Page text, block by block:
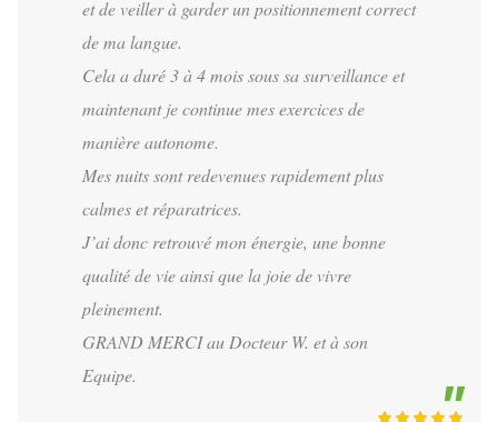
et de veiller à garder un positionnement correct
de ma langue.
Cela a duré 3 à 4 mois sous sa surveillance et
maintenant je continue mes exercices de
manière autonome.
Mes nuits sont redevenues rapidement plus
calmes et réparatrices.
J’ai donc retrouvé mon énergie, une bonne
qualité de vie ainsi que la joie de vivre
pleinement.
GRAND MERCI au Docteur W. et à son
Equipe.